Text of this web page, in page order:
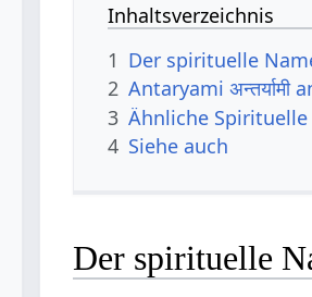
Inhaltsverzeichnis
1 Der spirituelle
2 Antaryami
3 Ähnliche
4 Siehe auch
Der spirituelle